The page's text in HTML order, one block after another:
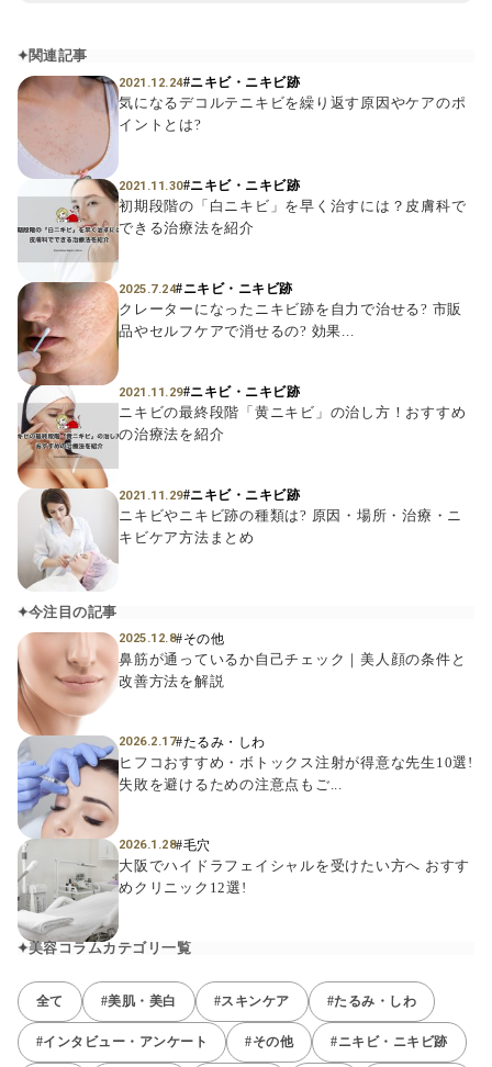
関連記事
2021.11.29#ニキビ・ニキビ跡
ニキビやニキビ跡の種類は? 原因・場所・治療・ニ
キビケア方法まとめ
2021.11.29#ニキビ・ニキビ跡
ニキビの最終段階「黄ニキビ」の治し方！おすすめ
の治療法を紹介
2025.7.24#ニキビ・ニキビ跡
クレーターになったニキビ跡を自力で治せる? 市販
品やセルフケアで消せるの? 効果...
2021.11.30#ニキビ・ニキビ跡
初期段階の「白ニキビ」を早く治すには？皮膚科で
できる治療法を紹介
2021.12.24#ニキビ・ニキビ跡
気になるデコルテニキビを繰り返す原因やケアのポ
イントとは?
今注目の記事
2025.12.8#その他
鼻筋が通っているか自己チェック｜美人顔の条件と
改善方法を解説
2026.2.17#たるみ・しわ
ヒフコおすすめ・ボトックス注射が得意な先生10選!
失敗を避けるための注意点もご...
2026.1.28#毛穴
大阪でハイドラフェイシャルを受けたい方へ おすす
めクリニック12選!
美容コラムカテゴリ一覧
全て #美肌・美白 #スキンケア #たるみ・しわ
#インタビュー・アンケート #その他 #ニキビ・ニキビ跡